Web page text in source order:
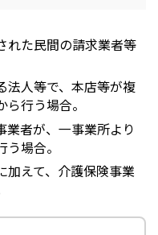
れた民間の請求業者等
法人等で、本店等が複
行う場合。
業者が、一事業所より
場合。
加えて、介護保険事業